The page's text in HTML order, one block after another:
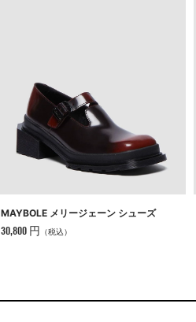
MAYBOLE メリージェーン シューズ
30,800 円 （税込）